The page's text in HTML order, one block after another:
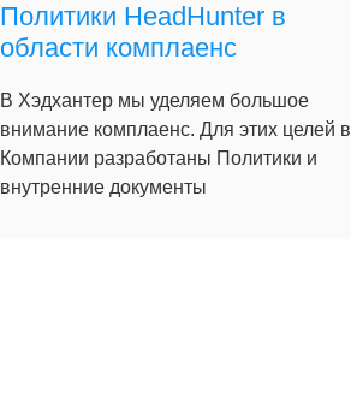
Политики HeadHunter в
области комплаенс
В Хэдхантер мы уделяем большое
внимание комплаенс. Для этих целей в
Компании разработаны Политики и
внутренние документы